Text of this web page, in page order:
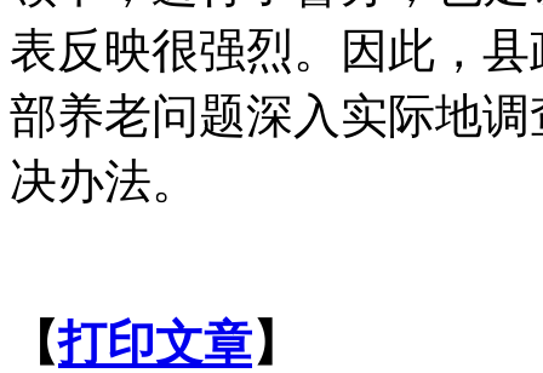
表反映很强烈。因此，
部养老问题深入实际地
决办法。
【打印文章】